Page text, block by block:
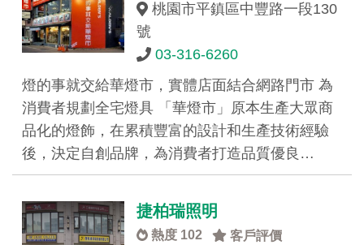
桃園市平鎮區中豐路一段130
號
03-316-6260
燈的事就交給華燈市，實體店面結合網路門市 為
消費者規劃全宅燈具 「華燈市」原本生產大眾商
品化的燈飾，在累積豐富的設計和生產技術經驗
後，決定自創品牌，為消費者打造品質優良…
捷柏瑞照明
熱度 102 客戶評價